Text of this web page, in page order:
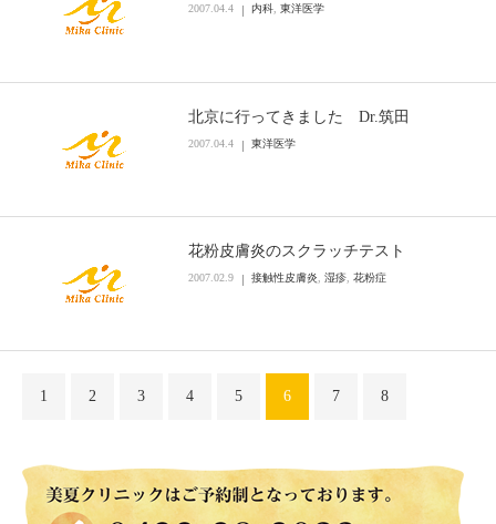
2007.04.4 内科 東洋医学
北京に行ってきました Dr.筑田
2007.04.4 東洋医学
花粉皮膚炎のスクラッチテスト
2007.02.9 接触性皮膚炎 湿疹 花粉症
1 2 3 4 5 6 7 8